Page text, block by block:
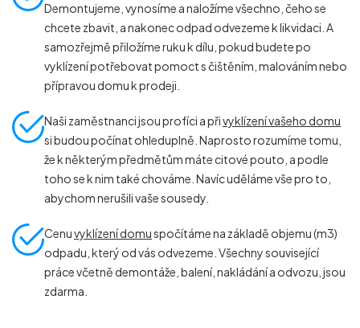
Demontujeme, vynosíme a naložíme všechno, čeho se
chcete zbavit, a nakonec odpad odvezeme k likvidaci. A
samozřejmě přiložíme ruku k dílu, pokud budete po
vyklízení potřebovat pomoct s čištěním, malováním nebo
přípravou domu k prodeji.
Naši zaměstnanci jsou profíci a přivyklízení vašeho domu
si budou počínat ohleduplně. Naprosto rozumíme tomu,
že k některým předmětům máte citové pouto, a podle
toho se k nim také chováme. Navíc uděláme vše pro to,
abychom nerušili vaše sousedy.
Cenuvyklízení domuspočítáme na základě objemu (m3)
odpadu, který od vás odvezeme. Všechny související
práce včetně demontáže, balení, nakládání a odvozu, jsou
zdarma.